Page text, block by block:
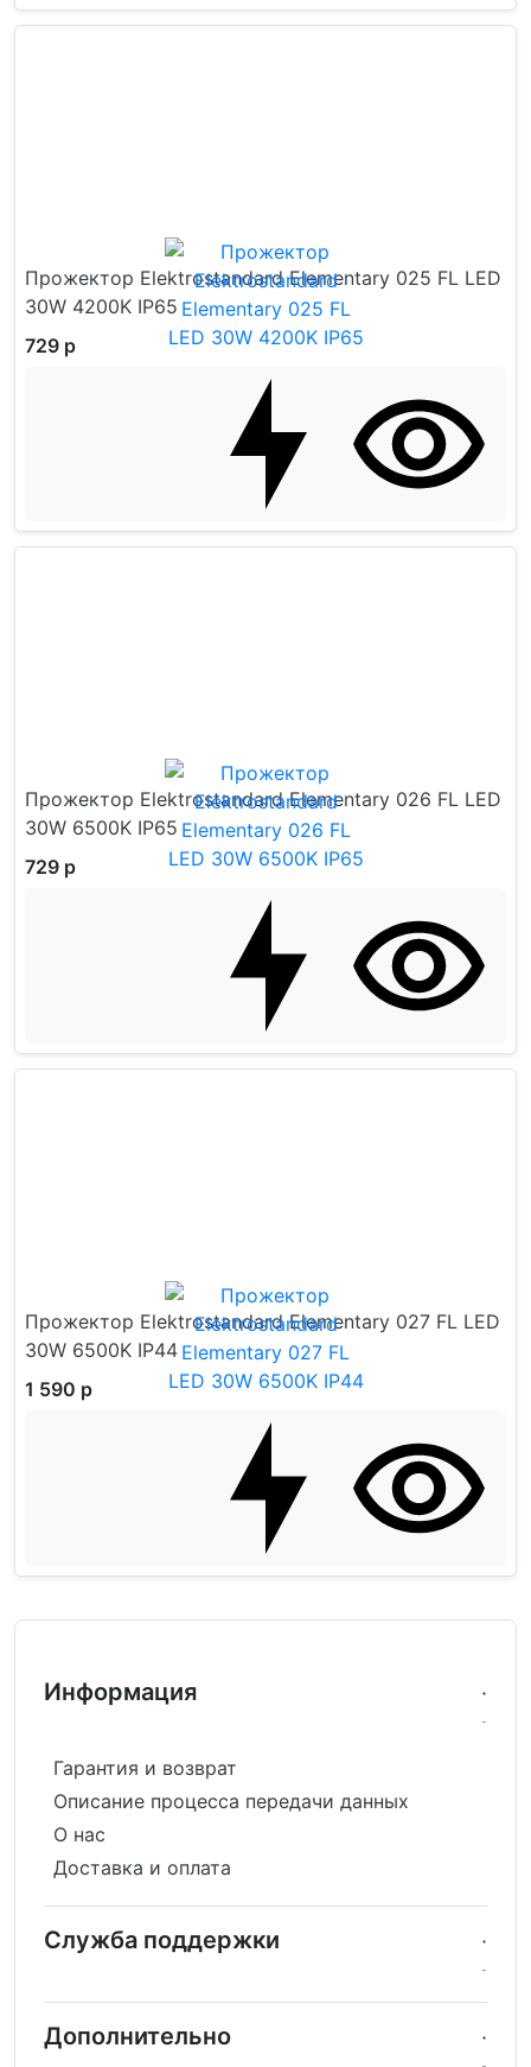
Прожектор Elektrostandard Elementary 025 FL LED
30W 4200K IP65
729 р
Прожектор Elektrostandard Elementary 026 FL LED
30W 6500K IP65
729 р
Прожектор Elektrostandard Elementary 027 FL LED
30W 6500K IP44
1 590 р
Информация
Гарантия и возврат
Описание процесса передачи данных
О нас
Доставка и оплата
Служба поддержки
Дополнительно